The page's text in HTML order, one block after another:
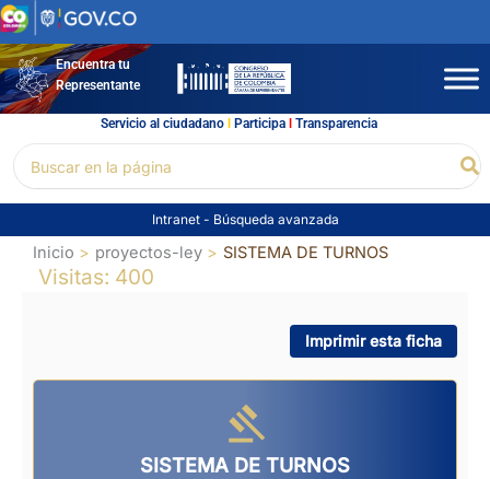
Ir
al
contenidoEncuentra tu
Representante
Servicio al ciudadano l Participal Transparencia
por:
Intranet - Búsqueda avanzada
Inicio proyectos-ley SISTEMA DE TURNOS
Visitas: 400
Imprimir esta ficha
SISTEMA DE TURNOS